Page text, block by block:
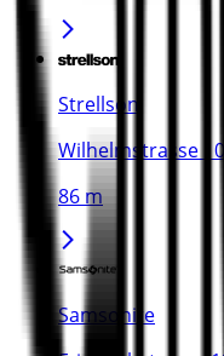
Strellson
Wilhelmstrasse
86 m
Samsonite